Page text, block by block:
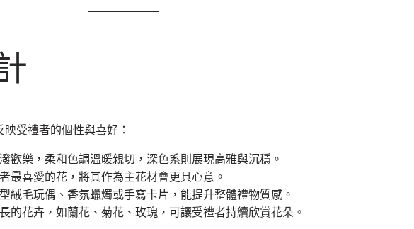
受禮者的個性與喜好：
歡樂，柔和色調溫暖親切，深色系則展現高雅與沉穩。
最喜愛的花，將其作為主花材會更具心意。
絨毛玩偶、香氛蠟燭或手寫卡片，能提升整體禮物質感。
的花卉，如蘭花、菊花、玫瑰，可讓受禮者持續欣賞花朵。